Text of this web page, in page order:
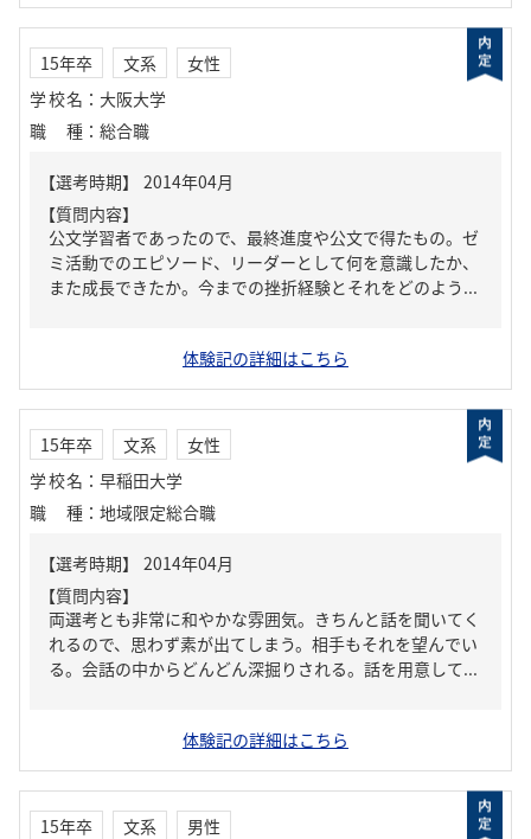
15年卒 文系
女性
学校名 ： 大阪大学
職種 ： 総合職
【質問内容】
公文学習者であったので、最終進度や公文で得たもの。ゼ
ミ活動でのエピソード、リーダーとして何を意識したか、
また成長できたか。今までの挫折経験とそれをどのよう...
体験記の詳細はこちら
15年卒 文系
女性
学校名 ： 早稲田大学
職種 ： 地域限定総合職
【質問内容】
両選考とも非常に和やかな雰囲気。きちんと話を聞いてく
れるので、思わず素が出てしまう。相手もそれを望んでい
る。会話の中からどんどん深掘りされる。話を用意して...
体験記の詳細はこちら
15年卒 文系
男性